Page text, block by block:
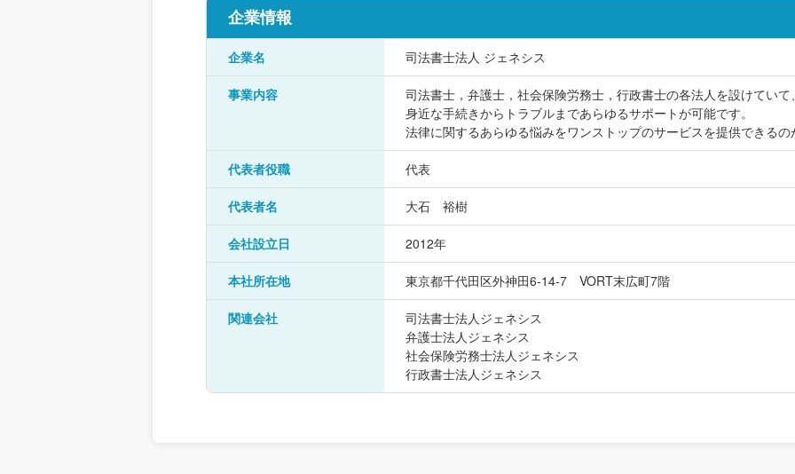
企業情報
企業名 司法書士法人 ジェネシス
事業内容
司法書士，弁護士，社会保険労務士，行政書士の各法人を設けていて
身近な手続きからトラブルまであらゆるサポートが可能です。
法律に関するあらゆる悩みをワンストップのサービスを提供できる
代表者役職 代表
代表者名 大石 裕樹
会社設立日 2012年
本社所在地 東京都千代田区外神田6-14-7 VORT末広町7階
関連会社
司法書士法人ジェネシス
弁護士法人ジェネシス
社会保険労務士法人ジェネシス
行政書士法人ジェネシス